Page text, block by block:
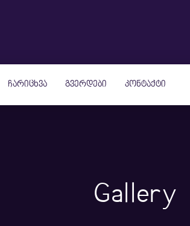
ჩარიცხვა გვერდები კონტაქტი
Gallery